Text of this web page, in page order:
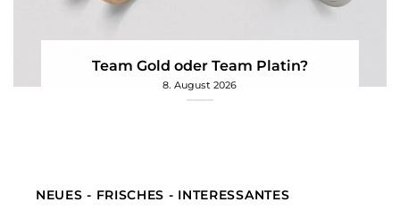
Team Gold oder Team Platin?
8. August 2026
NEUES - FRISCHES - INTERESSANTES